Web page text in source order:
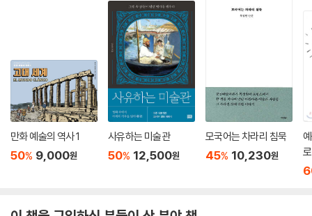
만화 예술의 역사 1
50% 9,000원
사유하는 미술관
50% 12,500원
모국어는 차라리 침묵
45% 10,230원